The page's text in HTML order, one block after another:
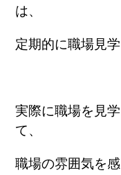
は、
定期的に職場見
実際に職場を見
て、
職場の雰囲気を